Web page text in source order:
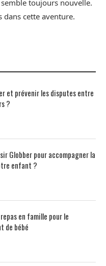
toujours nouvelle.
dans cette aventure.
et prévenir les disputes entre
?
Globber pour accompagner la
enfant ?
en famille pour le
de bébé